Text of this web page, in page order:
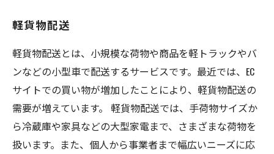
軽貨物配送
軽貨物配送とは、小規模な荷物や商品を軽トラックやバ
ンなどの小型車で配送するサービスです。最近では、EC
サイトでの買い物が増加したことにより、軽貨物配送の
需要が増えています。 軽貨物配送では、手荷物サイズか
ら冷蔵庫や家具などの大型家電まで、さまざまな荷物を
扱います。また、個人から事業者まで幅広いニーズに応